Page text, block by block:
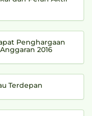
Penghargaan
2016
Terdepan